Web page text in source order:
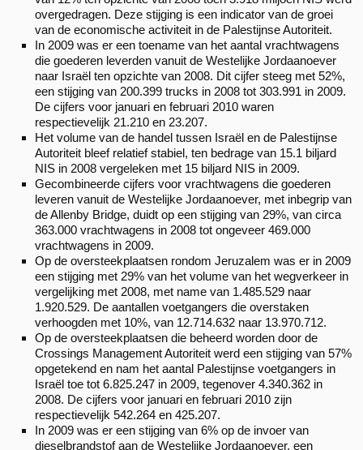
overgedragen. Deze stijging is een indicator van de groei
van de economische activiteit in de Palestijnse Autoriteit.
In 2009 was er een toename van het aantal vrachtwagens
die goederen leverden vanuit de Westelijke Jordaanoever
naar Israël ten opzichte van 2008. Dit cijfer steeg met 52%,
een stijging van 200.399 trucks in 2008 tot 303.991 in 2009.
De cijfers voor januari en februari 2010 waren
respectievelijk 21.210 en 23.207.
Het volume van de handel tussen Israël en de Palestijnse
Autoriteit bleef relatief stabiel, ten bedrage van 15.1 biljard
NIS in 2008 vergeleken met 15 biljard NIS in 2009.
Gecombineerde cijfers voor vrachtwagens die goederen
leveren vanuit de Westelijke Jordaanoever, met inbegrip van
de Allenby Bridge, duidt op een stijging van 29%, van circa
363.000 vrachtwagens in 2008 tot ongeveer 469.000
vrachtwagens in 2009.
Op de oversteekplaatsen rondom Jeruzalem was er in 2009
een stijging met 29% van het volume van het wegverkeer in
vergelijking met 2008, met name van 1.485.529 naar
1.920.529. De aantallen voetgangers die overstaken
verhoogden met 10%, van 12.714.632 naar 13.970.712.
Op de oversteekplaatsen die beheerd worden door de
Crossings Management Autoriteit werd een stijging van 57%
opgetekend en nam het aantal Palestijnse voetgangers in
Israël toe tot 6.825.247 in 2009, tegenover 4.340.362 in
2008. De cijfers voor januari en februari 2010 zijn
respectievelijk 542.264 en 425.207.
In 2009 was er een stijging van 6% op de invoer van
dieselbrandstof aan de Westelijke Jordaanoever, een